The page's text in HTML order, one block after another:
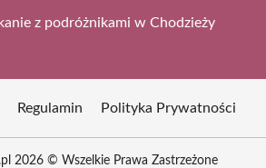
z podróżnikami w Chodzieży
Regulamin Polityka Prywatności
2026 © Wszelkie Prawa Zastrzeżone